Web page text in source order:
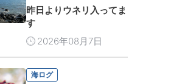
昨日よりウネリ入ってま
す
2026年08月7日
海ログ